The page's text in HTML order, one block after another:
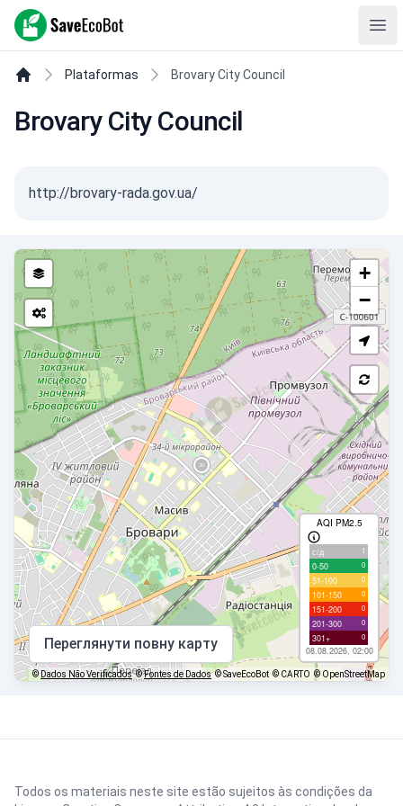
SaveEcoBot
Plataformas Brovary City Council
Brovary City Council
http://brovary-rada.gov.ua/
+
−
AQI PM2.5
с/д 1
0-50 0
51-100 0
101-150 0
151-200 0
201-300 0
301+ 0
08.08.2026, 02:00
Переглянути повну карту
©Dados Não Verificados ©Fontes de Dados © SaveEcoBot © CARTO © OpenStreetMap
Todos os materiais neste site estão sujeitos às condições da